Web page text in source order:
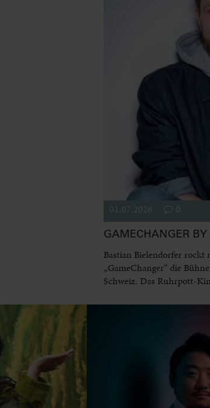
01.07.2026 0
GAMECHANGER
Bastian Bielendorfer rockt
„GameChanger“ die
Schweiz. Das Ruhrpott-